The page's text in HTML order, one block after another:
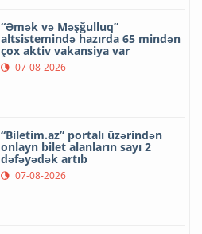
“Əmək və Məşğulluq”
altsistemində hazırda 65 mindən
çox aktiv vakansiya var
07-08-2026
“Biletim.az” portalı üzərindən
onlayn bilet alanların sayı 2
dəfəyədək artıb
07-08-2026